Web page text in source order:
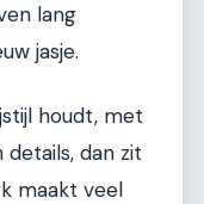
lang
jasje.
houdt, met
dan zit
maakt veel